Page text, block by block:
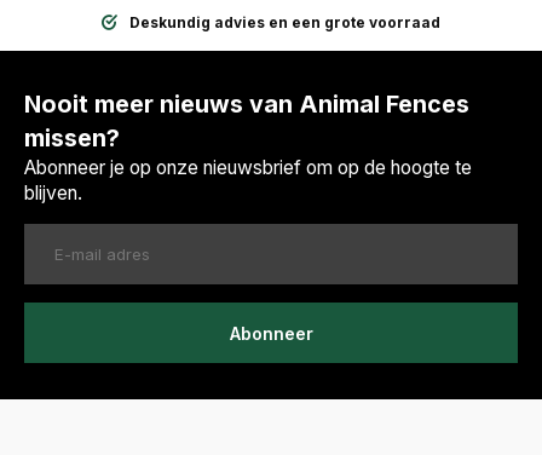
Deskundig advies en een grote voorraad
Nooit meer nieuws van Animal Fences
missen?
Abonneer je op onze nieuwsbrief om op de hoogte te
blijven.
Abonneer